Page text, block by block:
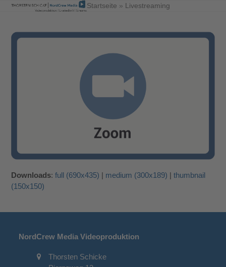
SkipOpen
menu
Close
menu
Startseite » Livestreaming
Downloads:full (690x435) | medium (300x189) |thumbnail
(150x150)
NordCrew Media Videoproduktion
Thorsten Schicke